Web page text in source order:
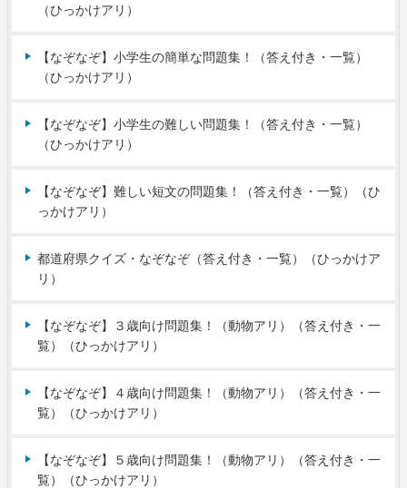
（ひっかけアリ）
【なぞなぞ】小学生の簡単な問題集！（答え付き・一覧）
（ひっかけアリ）
【なぞなぞ】小学生の難しい問題集！（答え付き・一覧）
（ひっかけアリ）
【なぞなぞ】難しい短文の問題集！（答え付き・一覧）（ひ
っかけアリ）
都道府県クイズ・なぞなぞ（答え付き・一覧）（ひっかけア
リ）
【なぞなぞ】３歳向け問題集！（動物アリ）（答え付き・一
覧）（ひっかけアリ）
【なぞなぞ】４歳向け問題集！（動物アリ）（答え付き・一
覧）（ひっかけアリ）
【なぞなぞ】５歳向け問題集！（動物アリ）（答え付き・一
覧）（ひっかけアリ）